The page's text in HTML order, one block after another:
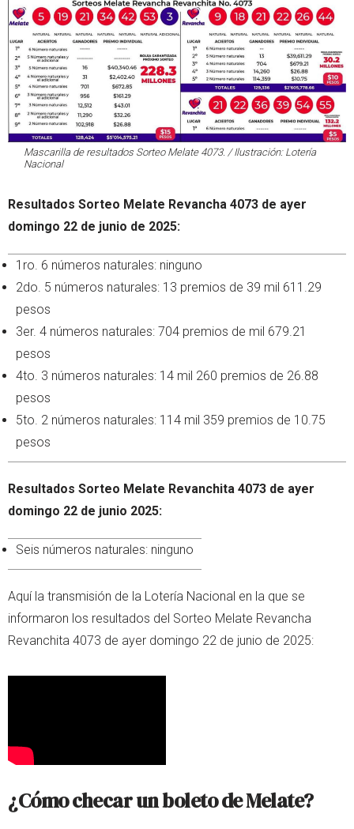
Mascarilla de resultados Sorteo Melate 4073. / Ilustración: Lotería
Nacional
Resultados Sorteo Melate Revancha 4073 de ayer
domingo 22 de junio de 2025:
1ro. 6 números naturales: ninguno
2do. 5 números naturales: 13 premios de 39 mil 611.29
pesos
3er. 4 números naturales: 704 premios de mil 679.21
pesos
4to. 3 números naturales: 14 mil 260 premios de 26.88
pesos
5to. 2 números naturales: 114 mil 359 premios de 10.75
pesos
Resultados Sorteo Melate Revanchita 4073 de ayer
domingo 22 de junio 2025:
Seis números naturales: ninguno
Aquí la transmisión de la Lotería Nacional en la que se
informaron los resultados del Sorteo Melate Revancha
Revanchita 4073 de ayer domingo 22 de junio de 2025:
¿Cómo checar un boleto de Melate?